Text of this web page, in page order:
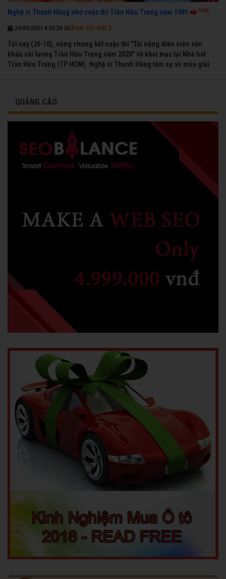
Nghệ sĩ Thanh Hằng nhớ cuộc thi Trần Hữu Trang năm 1991 1924
24/09/2021 8:02:26 SA
Tối nay (26-10), vòng chung kết cuộc thi "Tài năng diễn viên sân
khấu cải lương Trần Hữu Trang năm 2020" sẽ khai mạc tại Nhà hát
Trần Hữu Trang (TP HCM). Nghệ sĩ Thanh Hằng tâm sự về mùa giải
Xem chi tiết
QUẢNG CÁO